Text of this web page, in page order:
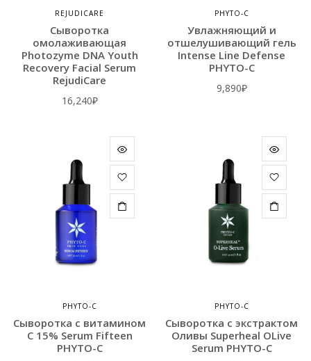
REJUDICARE
Сыворотка
омолаживающая
Photozyme DNA Youth
Recovery Facial Serum
RejudiCare
16,240₽
PHYTO-C
Увлажняющий и
отшелушивающий гель
Intense Line Defense
PHYTO-C
9,890₽
PHYTO-C
Сыворотка с витамином
С 15% Serum Fifteen
PHYTO-C
PHYTO-C
Сыворотка с экстрактом
Оливы Superheal OLive
Serum PHYTO-C